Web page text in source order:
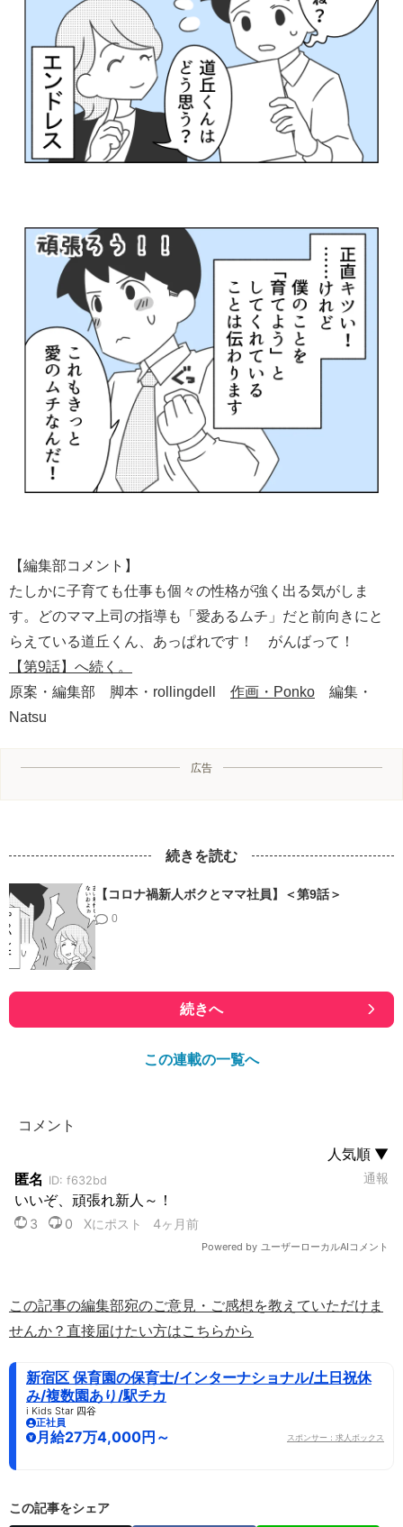
【編集部コメント】
たしかに子育ても仕事も個々の性格が強く出る気がしま
す。どのママ上司の指導も「愛あるムチ」だと前向きにと
らえている道丘くん、あっぱれです！ がんばって！
【第9話】へ続く。
原案・編集部 脚本・rollingdell 作画・Ponko 編集・
Natsu
広告
続きを読む
【コロナ禍新人ボクとママ社員】＜第9話＞
0
続きへ
この連載の一覧へ
この記事の編集部宛のご意見・ご感想を教えていただけま
せんか？直接届けたい方はこちらから
新宿区 保育園の保育士/インターナショナル/土日祝休
み/複数園あり/駅チカ
i Kids Star 四谷
正社員
月給27万4,000円～ スポンサー：求人ボックス
この記事をシェア